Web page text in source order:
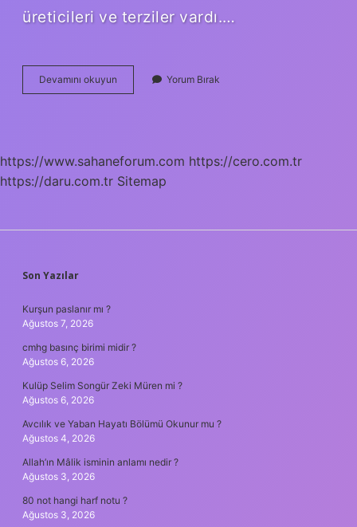
üreticileri ve terziler vardı.…
Devamını okuyun
Ocağı
Yorum Bırak
https://www.sahaneforum.com https://cero.com.tr
https://daru.com.tr Sitemap
SIDEBAR
Son Yazılar
Kurşun paslanır mı ?
Ağustos 7, 2026
cmhg basınç birimi midir ?
Ağustos 6, 2026
Kulüp Selim Songür Zeki Müren mi ?
Ağustos 6, 2026
Avcılık ve Yaban Hayatı Bölümü Okunur mu ?
Ağustos 4, 2026
Allah’ın Mâlik isminin anlamı nedir ?
Ağustos 3, 2026
80 not hangi harf notu ?
Ağustos 3, 2026